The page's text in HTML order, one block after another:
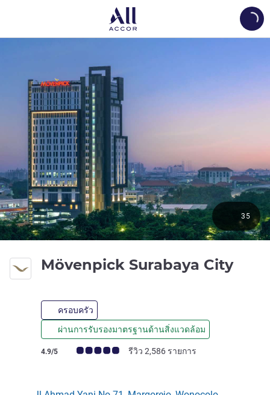
Mövenpick Surabaya City5 ดาว
ครอบครัว
ผ่านการรับรองมาตรฐานด้านสิ่งแวดล้อม
คะแนนความคิดเห็นจากแขก (เรทติ้งบน ALL)
4.9/5 รีวิว 2,586 รายการ
35